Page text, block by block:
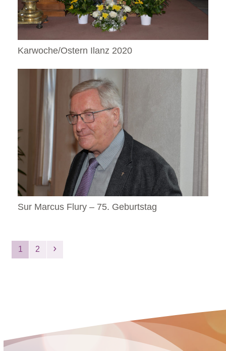
Karwoche/Ostern Ilanz 2020
Sur Marcus Flury – 75. Geburtstag
Seite
1 Seite
2